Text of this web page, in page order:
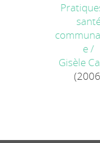
e/
Gisèle